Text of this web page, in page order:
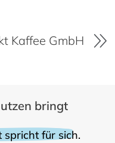
GmbH
bringt
spricht für sich.